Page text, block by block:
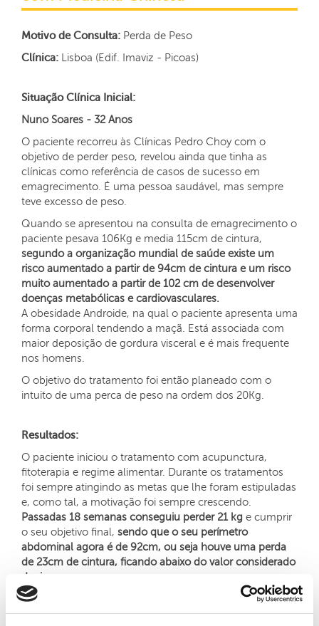
Motivo de Consulta: Perda de Peso
Clínica: Lisboa (Edif. Imaviz - Picoas)
Situação Clínica Inicial:
Nuno Soares - 32 Anos
O paciente recorreu às Clínicas Pedro Choy com o
objetivo de perder peso, revelou ainda que tinha as
clínicas como referência de casos de sucesso em
emagrecimento. É uma pessoa saudável, mas sempre
teve excesso de peso.
Quando se apresentou na consulta de emagrecimento o
paciente pesava 106Kg e media 115cm de cintura,
segundo a organização mundial de saúde existe um
risco aumentado a partir de 94cm de cintura e um risco
muito aumentado a partir de 102 cm de desenvolver
doenças metabólicas e cardiovasculares.
A obesidade Androide, na qual o paciente apresenta uma
forma corporal tendendo a maçã. Está associada com
maior deposição de gordura visceral e é mais frequente
nos homens.
O objetivo do tratamento foi então planeado com o
intuito de uma perca de peso na ordem dos 20Kg.
Resultados:
O paciente iniciou o tratamento com acupunctura,
fitoterapia e regime alimentar. Durante os tratamentos
foi sempre atingindo as metas que lhe foram estipuladas
e, como tal, a motivação foi sempre crescendo.
Passadas 18 semanas conseguiu perder 21 kg e cumprir
o seu objetivo final, sendo que o seu perímetro
abdominal agora é de 92cm, ou seja houve uma perda
de 23cm de cintura, ficando abaixo do valor considerado
de risco
Pesa agora 85,4 Kg e vai fazer manutenção.